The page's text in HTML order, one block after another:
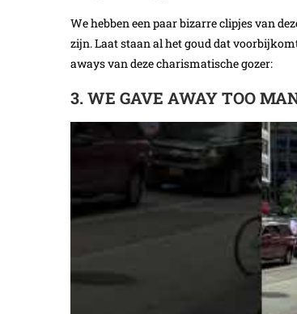
We hebben een paar bizarre clipjes van
zijn. Laat staan al het goud dat
aways van deze charismatische gozer:
3. WE GAVE AWAY TOO